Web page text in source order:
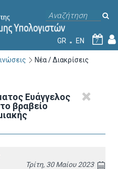
GR EN 7
Νέα / Διακρίσεις
Ευάγγελος
βραβείο
Τρίτη, 30 Μαίου 2023